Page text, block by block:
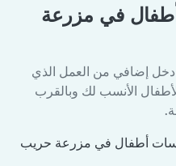
في مزرعة
دخل إضافي من العمل الذي
الأنسب لك وبالقرب
أطفال في مزرعة حريب